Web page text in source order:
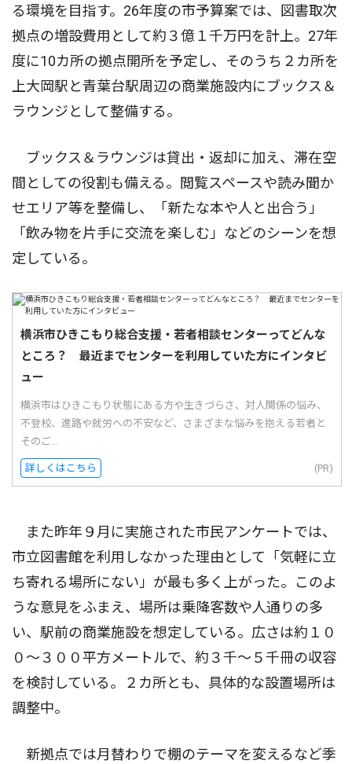
る環境を目指す。26年度の市予算案では、図書取次
拠点の増設費用として約３億１千万円を計上。27年
度に10カ所の拠点開所を予定し、そのうち２カ所を
上大岡駅と青葉台駅周辺の商業施設内にブックス＆
ラウンジとして整備する。
ブックス＆ラウンジは貸出・返却に加え、滞在空
間としての役割も備える。閲覧スペースや読み聞か
せエリア等を整備し、「新たな本や人と出合う」
「飲み物を片手に交流を楽しむ」などのシーンを想
定している。
横浜市ひきこもり総合支援・若者相談センターってどんな
ところ？ 最近までセンターを利用していた方にインタビ
ュー
横浜市はひきこもり状態にある方や生きづらさ、対人関係の悩み、
不登校、進路や就労への不安など、さまざまな悩みを抱える若者と
そのご...
詳しくはこちら (PR)
また昨年９月に実施された市民アンケートでは、
市立図書館を利用しなかった理由として「気軽に立
ち寄れる場所にない」が最も多く上がった。このよ
うな意見をふまえ、場所は乗降客数や人通りの多
い、駅前の商業施設を想定している。広さは約１０
０〜３００平方メートルで、約３千〜５千冊の収容
を検討している。２カ所とも、具体的な設置場所は
調整中。
新拠点では月替わりで棚のテーマを変えるなど季